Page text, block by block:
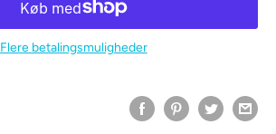
Flere betalingsmuligheder